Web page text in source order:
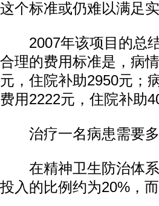
这个标准或仍难以满足实
2007年该项目的总结
合理的费用标准是，病
元，住院补助2950元；
费用2222元，住院补助
治疗一名病患需要多
在精神卫生防治体系
投入的比例约为20%，